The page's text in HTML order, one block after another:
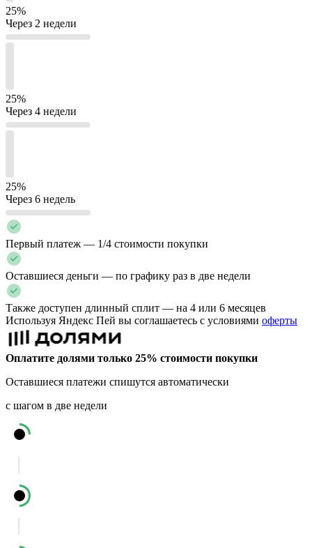
25%
Через 2 недели
25%
Через 4 недели
25%
Через 6 недель
Первый платеж — 1/4 стоимости покупки
Оставшиеся деньги — по графику раз в две недели
Также доступен длинный сплит — на 4 или 6 месяцев
Используя Яндекс Пей вы соглашаетесь с условиями оферты
Оплатите долями только 25% стоимости покупки
Оставшиеся платежи спишутся автоматически
с шагом в две недели